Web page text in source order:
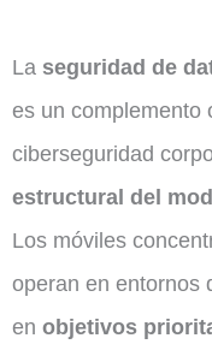
La seguridad de
es un complemento
ciberseguridad
estructural del
Los móviles
operan en entornos
en objetivos